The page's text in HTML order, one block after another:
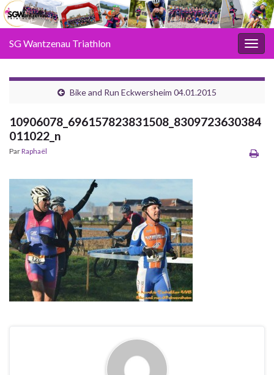
SG Wantzenau Triathlon
Bike and Run Eckwersheim 04.01.2015
10906078_696157823831508_8309723630384
011022_n
ParRaphaël